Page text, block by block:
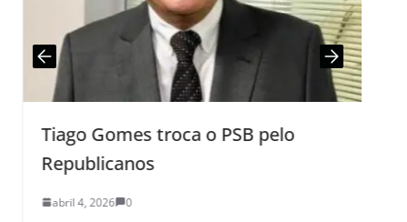
Tiago Gomes troca o PSB pelo
Republicanos
abril 4, 2026 0